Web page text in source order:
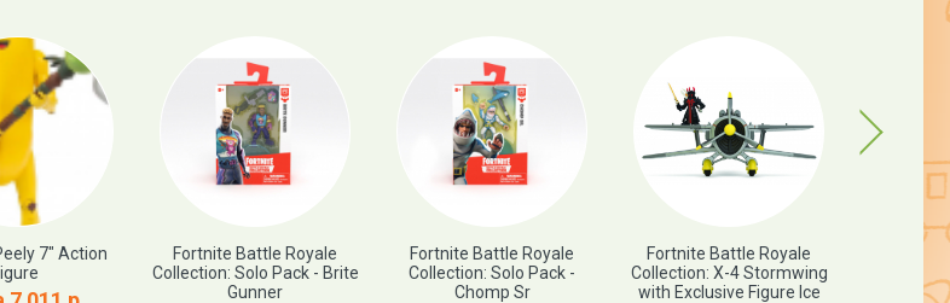
7″ Action
Fortnite Battle Royale
Collection: Solo Pack - Brite
Gunner
Fortnite Battle Royale
Collection: Solo Pack -
Chomp Sr
Fortnite Battle Royale
Collection: X-4 Stormwing
with Exclusive Figure Ice
Next